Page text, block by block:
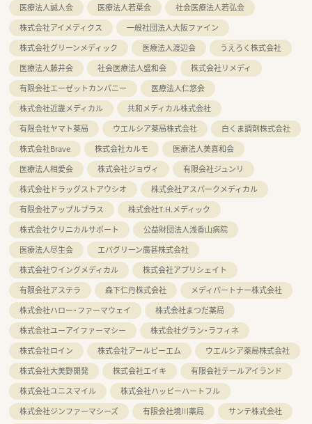
医療法人誠人会
医療法人若葉会
社会医療法人若弘会
株式会社アイメディクス
一般社団法人大阪ファイン
株式会社グリーンメディック
医療法人渡辺会
うえろく株式会社
医療法人藤井会
社会医療法人盛和会
株式会社リメディ
有限会社エーゼットカンパニー
医療法人仁悠会
株式会社近畿メディカル
共和メディカル株式会社
有限会社ヤマト薬局
ウエルシア薬局株式会社
白くま調剤株式会社
株式会社Brave
株式会社カルモ
医療法人美喜和会
医療法人相愛会
株式会社ジョヴィ
有限会社ジュンリ
株式会社ドラッグストアウシオ
株式会社アスパークメディカル
有限会社アップルプラス
株式会社T.H.メディック
株式会社クリニカルサポート
公益財団法人浅香山病院
医療法人尽生会
エバグリーン廣甚株式会社
株式会社ウイングメディカル
株式会社アプリシェイト
有限会社アステラ
森下仁丹株式会社
メディパートナー株式会社
株式会社ハロー・ファーマウェイ
株式会社まつだ薬局
株式会社ユーアイファーマシー
株式会社グラン・ラフィネ
株式会社ロイン
株式会社アールピーエム
ウエルシア薬局株式会社
株式会社大美野開発
株式会社エイキ
有限会社テールアイランド
株式会社ユニスマイル
株式会社ハッピーハートフル
株式会社ジンファーマシーズ
有限会社境川薬局
サンテ株式会社